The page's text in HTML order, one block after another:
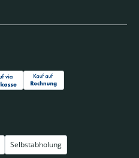
Selbstabholung